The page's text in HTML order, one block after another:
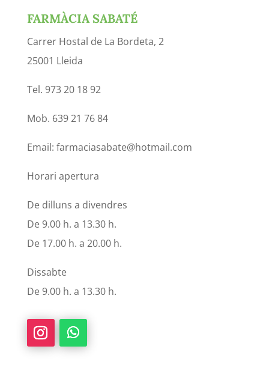
FARMÀCIA SABATÉ
Carrer Hostal de La Bordeta, 2
25001 Lleida
Tel. 973 20 18 92
Mob. 639 21 76 84
Email: farmaciasabate@hotmail.com
Horari apertura
De dilluns a divendres
De 9.00 h. a 13.30 h.
De 17.00 h. a 20.00 h.
Dissabte
De 9.00 h. a 13.30 h.